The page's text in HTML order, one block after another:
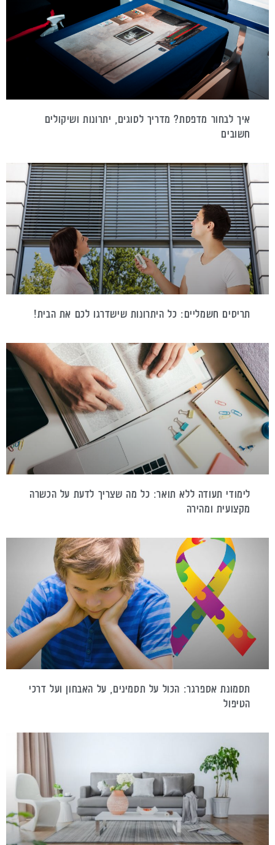
איך לבחור מדפסת? מדריך לסוגים, יתרונות ושיקולים
חשובים
תריסים חשמליים: כל היתרונות שישדרגו לכם את הבית!
לימודי תעודה ללא תואר: כל מה שצריך לדעת על הכשרה
מקצועית ומהירה
תסמונת אספרגר: הכול על תסמינים, על האבחון ועל דרכי
הטיפול